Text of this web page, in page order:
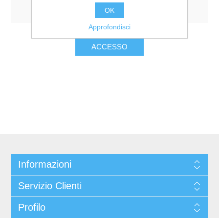
Resta collegato Password dimenticata?
Informazioni
Servizio Clienti
Profilo
OK
Approfondisci